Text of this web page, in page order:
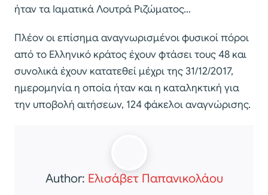
ήταν τα Ιαματικά Λουτρά Ριζώματος…
Πλέον οι επίσημα αναγνωρισμένοι φυσικοί πόροι
από το Ελληνικό κράτος έχουν φτάσει τους 48 και
συνολικά έχουν κατατεθεί μέχρι της 31/12/2017,
ημερομηνία η οποία ήταν και η καταληκτική για
την υποβολή αιτήσεων, 124 φάκελοι αναγνώρισης.
Author: Ελισάβετ Παπανικολάου